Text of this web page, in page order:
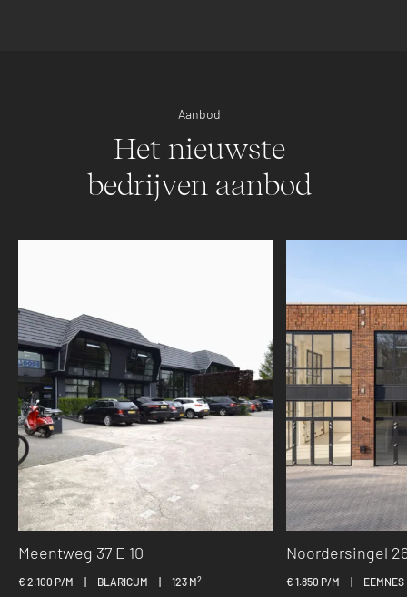
Aanbod
Het nieuwste
bedrijven aanbod
Meentweg 37 E 10
€ 2.100 P/M BLARICUM 123 M2
Noordersingel
€ 1.850 P/M EEMNES